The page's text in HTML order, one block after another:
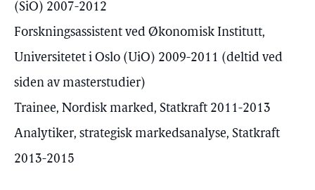
(SiO) 2007-2012
Forskningsassistent ved Økonomisk Institutt,
Universitetet i Oslo (UiO) 2009-2011 (deltid ved
siden av masterstudier)
Trainee, Nordisk marked, Statkraft 2011-2013
Analytiker, strategisk markedsanalyse, Statkraft
2013-2015